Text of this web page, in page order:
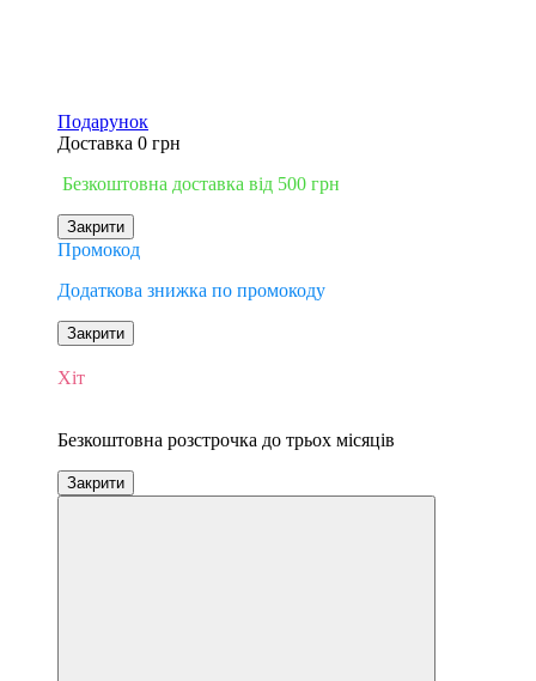
Подарунок
Доставка 0 грн
Безкоштовна доставка від 500 грн
Закрити
Промокод
Додаткова знижка по промокоду
Закрити
Хіт
Безкоштовна розстрочка до трьох місяців
Закрити